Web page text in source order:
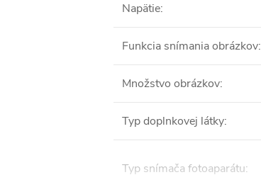
Napätie:
Funkcia snímania obrázkov:
Množstvo obrázkov:
Typ doplnkovej látky:
Typ snímača fotoaparátu: